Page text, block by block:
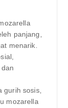
panjang,
menarik.
gurih sosis,
mozarella